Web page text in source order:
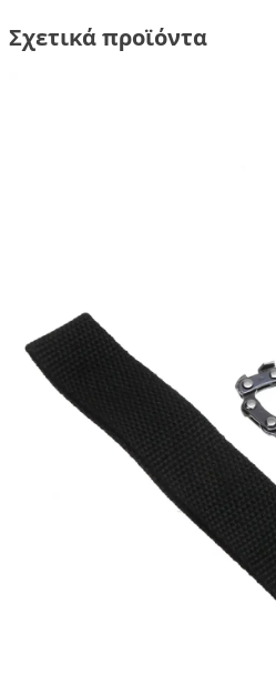
Σχετικά προϊόντα